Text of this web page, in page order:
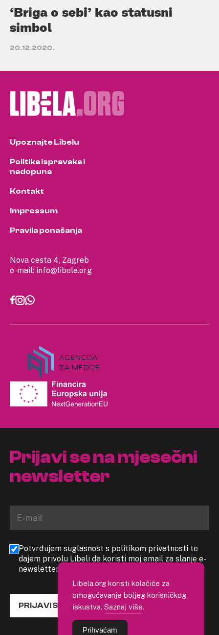
‘Briga o sebi’ kao statusni
simbol
20.12.2020.
Nova cesta 4, Zagreb
e-mail: info@libela.org
Upoznajte Libelu
Politika ispravaka i
nadopuna
Kontakt
Impressum
Pravila ponašanja
Prijavi se na mjesečni
newsletter
Potvrđujem suglasnost s politikom privatnosti te
dajem privolu Libeli da koristi moj email za slanje e-
newslettera
PRIJAVI SE
Libela.org koristi kolačiće za
omogućavanje boljeg korisničkog
iskustva. Saznaj više.
Prihvaćam